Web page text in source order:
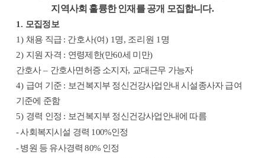
지역사회 훌륭한 인재를 공개 모집합니다.
1. 모집정보
1) 채용 직급 : 간호사(여) 1명, 조리원 1 명
2) 지원 자격 : 연령제한(만60세 미만)
간호사– 간호사면허증 소지자, 교대근무 가능자
4) 급여 기준 : 보건복지부 정신건강사업안내 시설종사자 급여
기준에 준함
5) 경력 인정 : 보건복지부 정신건강사업안내에 따름
-사회복지시설 경력 100%인정
-병원 등 유사경력80% 인정